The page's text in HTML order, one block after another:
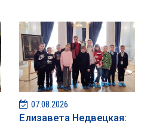
07.08.2026
Елизавета Недвецкая: